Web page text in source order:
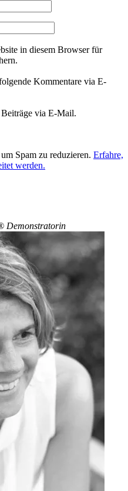
in diesem Browser für
Kommentare via E-
via E-Mail.
Spam zu reduzieren. Erfahre,
werden.
Demonstratorin